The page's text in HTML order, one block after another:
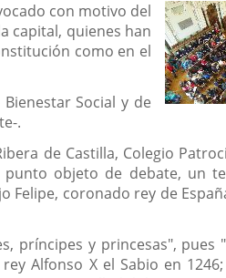
con motivo del
capital, quienes han
como en el
Social y de
.
de Castilla, Colegio
punto objeto de debate, un
Felipe, coronado rey de
príncipes y princesas", pues
Alfonso X el Sabio en